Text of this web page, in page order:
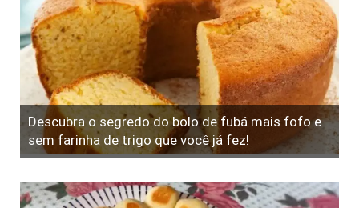
Descubra o segredo do bolo de fubá mais fofo e
sem farinha de trigo que você já fez!